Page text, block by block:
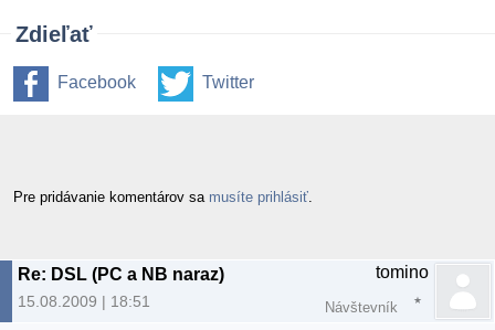
Zdieľať
Facebook Twitter
Pre pridávanie komentárov sa musíte prihlásiť
Re: DSL (PC a NB naraz)
15.08.2009 | 18:51
tomino
Návštevník